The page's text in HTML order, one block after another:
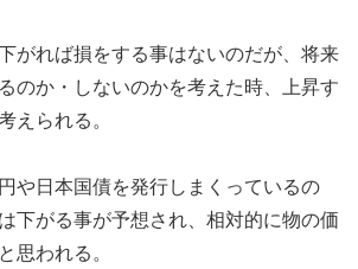
がれば損をする事はないのだが、将来
のか・しないのかを考えた時、上昇す
えられる。
や日本国債を発行しまくっているの
下がる事が予想され、相対的に物の価
思われる。